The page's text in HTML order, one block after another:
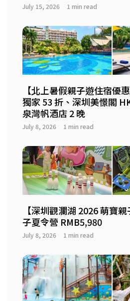
July 15, 2026 1 min read
【北上暑假親子遊住宿優
獨家 53 折、深圳美憬閣
泉灣帆酒店 2 晚
July 8, 2026 1 min read
【深圳觀瀾湖 2026 萌寶
子夏令營 RMB5,980
July 8, 2026 1 min read